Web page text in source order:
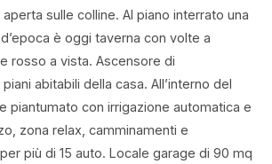
sulle colline. Al piano interrato una
è oggi taverna con volte a
rosso a vista. Ascensore di
abitabili della casa. All’interno del
piantumato con irrigazione automatica e
zona relax, camminamenti e
più di 15 auto. Locale garage di 90 mq